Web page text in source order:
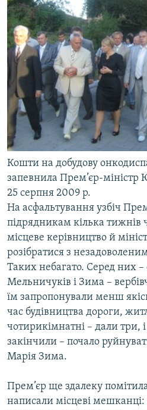
Кошти на добудову
запевнила Прем’єр-міністр
25 серпня 2009 р.
На асфальтування узбіч
підрядникам кілька тижнів
місцеве керівництво й
розібратися з
Таких небагато. Серед них –
Мельничуків і Зима –
їм запропонували менш
час будівництва дороги,
чотирикімнатні – дали три,
закінчили – почало
Марія Зима.
Прем’єр ще здалеку
написали місцеві мешканці: